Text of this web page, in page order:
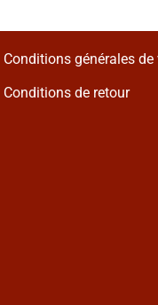
Conditions générales de
Conditions de retour